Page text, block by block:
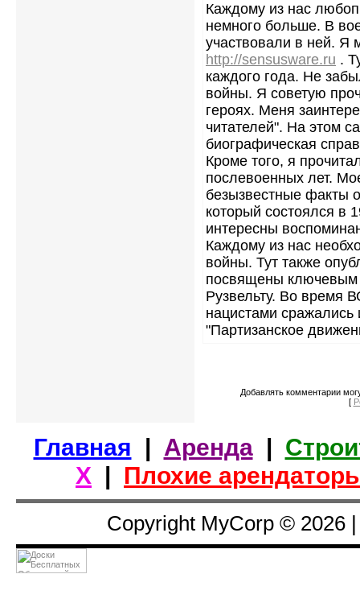
Каждому из нас
немного больше. В
участвовали в ней. Я
http://sensusware.ru .
каждого года. Не
войны. Я советую
героях. Меня
читателей". На этом
биографическая
Кроме того, я
послевоенных лет.
безызвестные факты
который состоялся в
интересны
Каждому из нас
войны. Тут также
посвящены ключевым
Рузвельту. Во время
нацистами
"Партизанское
Добавлять комментарии
[
Главная | Аренда|
Х | Плохие
Copyright MyCorp © 2026